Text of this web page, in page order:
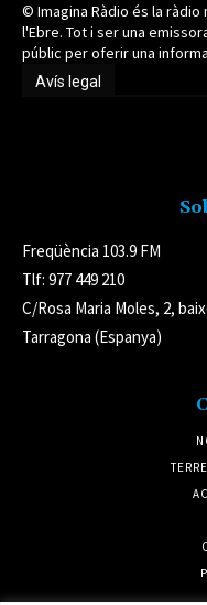
© Imagina Ràdio és la
l'Ebre. Tot i ser una
públic per oferir una
Avís legal
Freqüència 103.9 FM
Tlf: 977 449 210
C/Rosa Maria Moles, 2,
Tarragona (Espanya)